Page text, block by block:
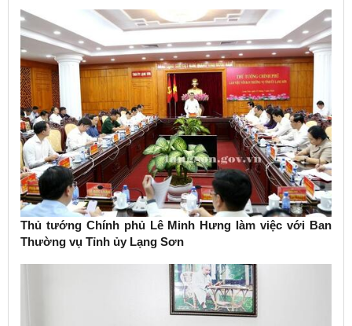
Thủ tướng Chính phủ Lê Minh Hưng làm việc với Ban
Thường vụ Tỉnh ủy Lạng Sơn